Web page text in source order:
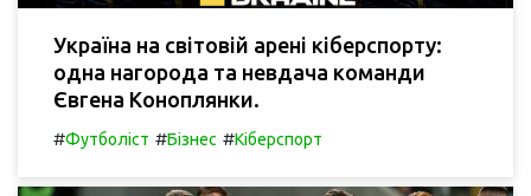
Україна на світовій арені кіберспорту:
одна нагорода та невдача команди
Євгена Коноплянки.
#Футболіст #Бізнес #Кіберспорт